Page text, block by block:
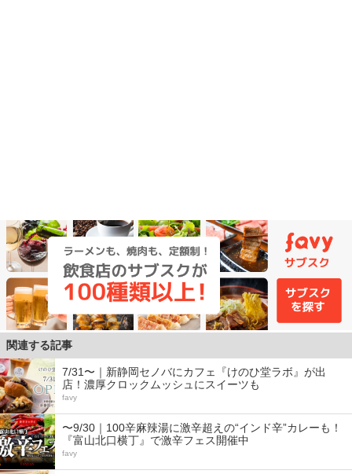
関連する記事
7/31〜｜新静岡セノバにカフェ『けのひ堂ラボ』が出
店！濃厚クロックムッシュにスイーツも
favy
〜9/30｜100辛麻辣湯に激辛超えの“インド辛”カレーも！
『富山北口横丁』で激辛フェス開催中
favy